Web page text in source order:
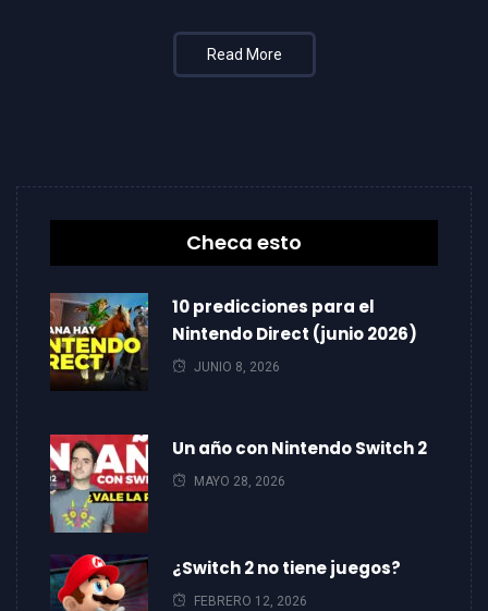
Read More
Checa esto
10 predicciones para el
Nintendo Direct (junio 2026)
JUNIO 8, 2026
Un año con Nintendo Switch 2
MAYO 28, 2026
¿Switch 2 no tiene juegos?
FEBRERO 12, 2026